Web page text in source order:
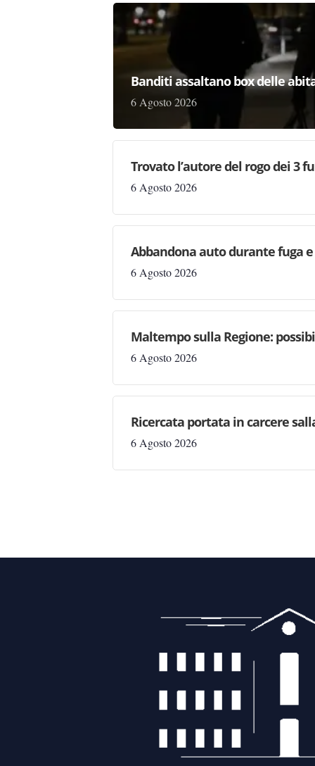
Banditi assaltano box delle
6 Agosto 2026
Trovato l’autore del rogo dei 3
6 Agosto 2026
Abbandona auto durante fuga
6 Agosto 2026
Maltempo sulla Regione:
6 Agosto 2026
Ricercata portata in carcere
6 Agosto 2026